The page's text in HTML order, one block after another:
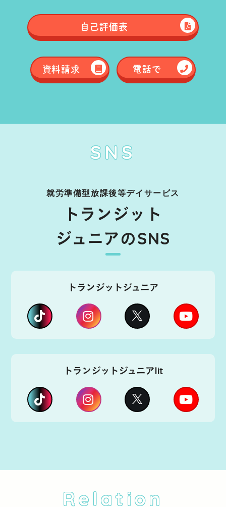
自己評価表
資料請求 電話で
SNS
就労準備型放課後等デイサービス
トランジット
ジュニアのSNS
トランジットジュニア
トランジットジュニアlit
Relation